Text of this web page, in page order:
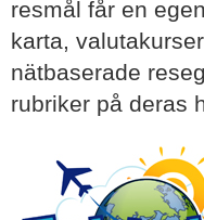
resmål får en
karta,
nätbaserade
rubriker på deras